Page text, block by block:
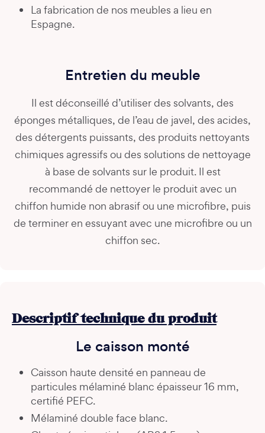
La fabrication de nos meubles a lieu en
Espagne.
Entretien du meuble
Il est déconseillé d’utiliser des solvants, des
éponges métalliques, de l’eau de javel, des acides,
des détergents puissants, des produits nettoyants
chimiques agressifs ou des solutions de nettoyage
à base de solvants sur le produit. Il est
recommandé de nettoyer le produit avec un
chiffon humide non abrasif ou une microfibre, puis
de terminer en essuyant avec une microfibre ou un
chiffon sec.
Descriptif technique du produit
Le caisson monté
Caisson haute densité en panneau de
particules mélaminé blanc épaisseur 16 mm,
certifié PEFC.
Mélaminé double face blanc.